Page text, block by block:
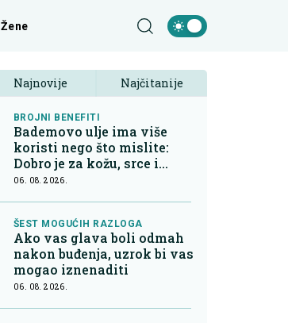
Žene
Najnovije Najčitanije
BROJNI BENEFITI
Bademovo ulje ima više
koristi nego što mislite:
Dobro je za kožu, srce i
kontrolu apetita
06. 08. 2026.
ŠEST MOGUĆIH RAZLOGA
Ako vas glava boli odmah
nakon buđenja, uzrok bi vas
mogao iznenaditi
06. 08. 2026.